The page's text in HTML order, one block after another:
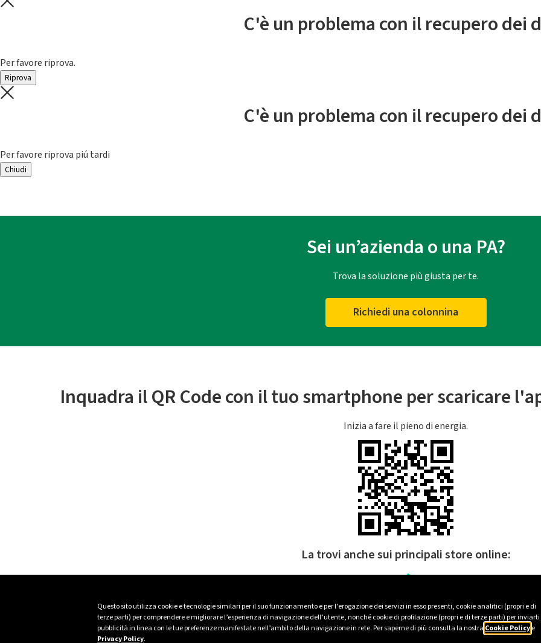
Questo sito utilizza cookie e tecnologie similari per il suo funzionamento e per l’erogazione dei servizi in esso presenti, cookie analitici (propri e di
terze parti) per comprendere e migliorare l’esperienza di navigazione dell’utente, nonché cookie di profilazione (propri e di terze parti) per inviarti
pubblicità in linea con le tue preferenze manifestate nell’ambito della navigazione in rete. Per saperne di più consulta la nostra Cookie Policye
Privacy Policy.
C'è un problema con il recupero dei
Per favore riprova.
Riprova
C'è un problema con il recupero dei
Per favore riprova piú tardi
Chiudi
Sei un’azienda o una PA?
Trova la soluzione più giusta per te.
Richiedi una colonnina
Inquadra il QR Code con il tuo smartphone per scaricare
Inizia a fare il pieno di energia.
La trovi anche sui principali store online: